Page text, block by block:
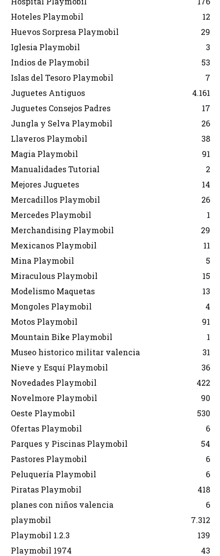
Hoteles Playmobil
12
Huevos Sorpresa Playmobil
29
Iglesia Playmobil
3
Indios de Playmobil
53
Islas del Tesoro Playmobil
7
Juguetes Antiguos
4.161
Juguetes Consejos Padres
17
Jungla y Selva Playmobil
26
Llaveros Playmobil
38
Magia Playmobil
91
Manualidades Tutorial
2
Mejores Juguetes
14
Mercadillos Playmobil
26
Mercedes Playmobil
1
Merchandising Playmobil
29
Mexicanos Playmobil
11
Mina Playmobil
5
Miraculous Playmobil
15
Modelismo Maquetas
13
Mongoles Playmobil
4
Motos Playmobil
91
Mountain Bike Playmobil
1
Museo historico militar valencia
31
Nieve y Esquí Playmobil
36
Novedades Playmobil
422
Novelmore Playmobil
90
Oeste Playmobil
530
Ofertas Playmobil
6
Parques y Piscinas Playmobil
54
Pastores Playmobil
6
Peluquería Playmobil
6
Piratas Playmobil
418
planes con niños valencia
6
playmobil
7.312
Playmobil 1.2.3
139
Playmobil 1974
43